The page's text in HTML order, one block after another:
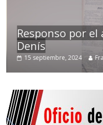
Responso por
Denís
15 septiembre, 2024